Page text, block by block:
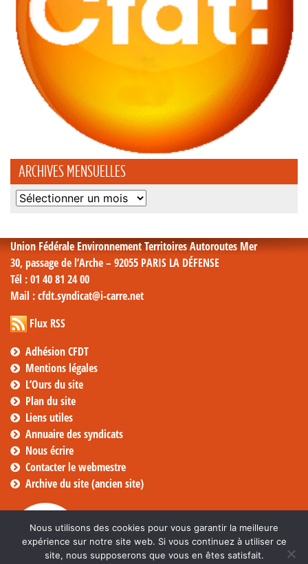
ARCHIVES MENSUELLES
Archives
Union Fédérale Environnement Territoires Autoroutes Mer
30, passage de l’Arche – 92055 PARIS LA DÉFENSE
Tél : 01 40 81 24 00
Mail : cfdt.syndicat@i-carre.net
Flux RSS
Adhésion CFDT
Mentions légales
L’Ours du site
Plan du site
Liens utiles
Annuaire des syndicats
Nous écrire
Contacter le webmestre
Archive du site (ancien site)
Nous utilisons des cookies pour vous garantir la meilleure
expérience sur notre site web. Si vous continuez à utiliser ce
site, nous supposerons que vous en êtes satisfait.